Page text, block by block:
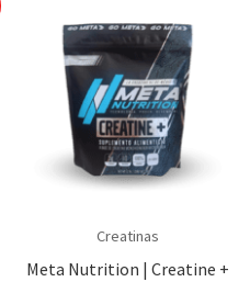
Creatinas
Meta Nutrition | Creatine +